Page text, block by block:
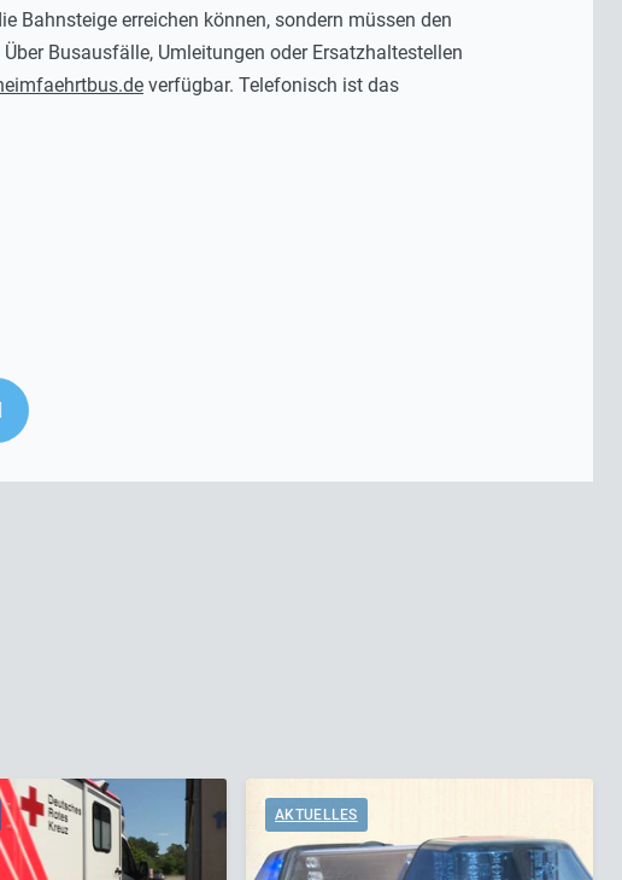
Bahnsteige erreichen können, sondern müssen den
Busausfälle, Umleitungen oder Ersatzhaltestellen
verfügbar. Telefonisch ist das
AKTUELLES